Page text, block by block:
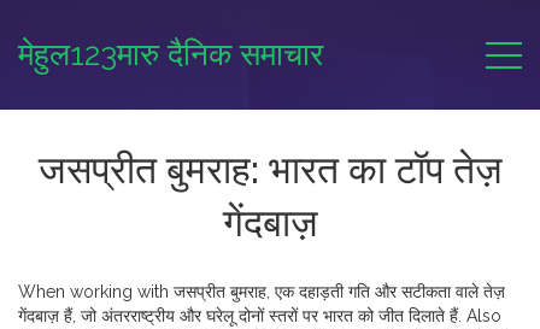
मेहुल123मारु दैनिक समाचार
जसप्रीत बुमराह: भारत का टॉप तेज़
गेंदबाज़
When working with जसप्रीत बुमराह एक दहाड़ती गति और सटीकता वाले तेज़
गेंदबाज़ हैं, जो अंतरराष्ट्रीय और घरेलू दोनों स्तरों पर भारत को जीत दिलाते हैं. Also